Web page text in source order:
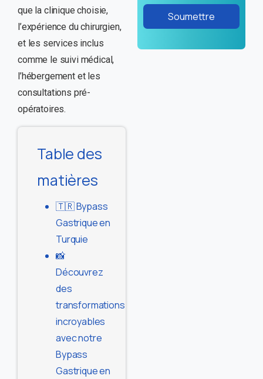
que la clinique choisie,
l’expérience du chirurgien,
et les services inclus
comme le suivi médical,
l’hébergement et les
consultations pré-
opératoires.
Table des
matières
🇹🇷 Bypass
Gastrique en
Turquie
📸
Découvrez
des
transformations
incroyables
avec notre
Bypass
Gastrique en